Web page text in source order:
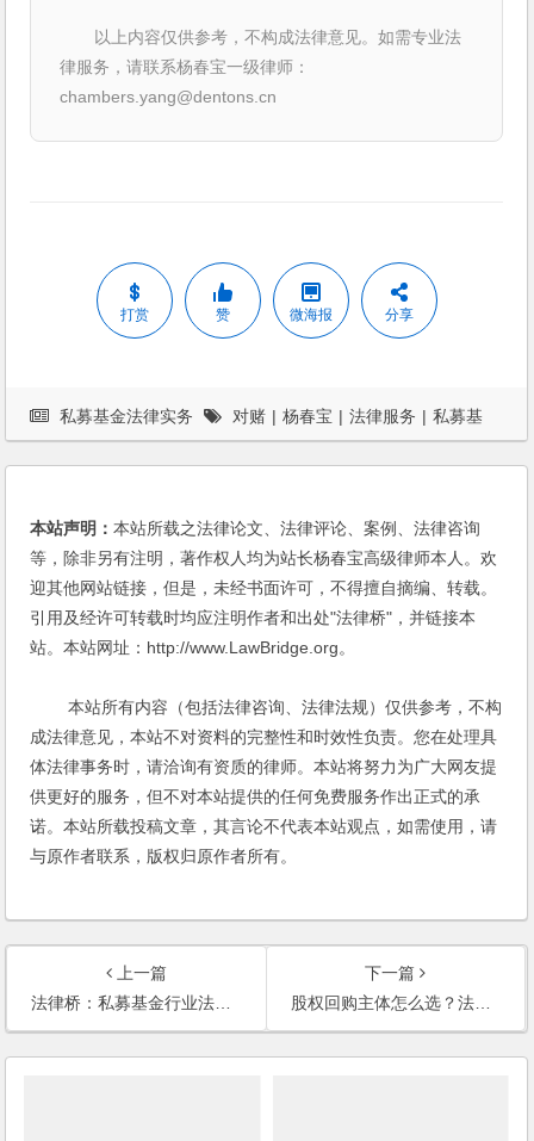
以上内容仅供参考，不构成法律意见。如需专业法
律服务，请联系杨春宝一级律师：
chambers.yang@dentons.cn
打赏 赞 微海报 分享
私募基金法律实务 对赌 | 杨春宝 | 法律服务 | 私募基
本站声明：本站所载之法律论文、法律评论、案例、法律咨询
等，除非另有注明，著作权人均为站长杨春宝高级律师本人。欢
迎其他网站链接，但是，未经书面许可，不得擅自摘编、转载。
引用及经许可转载时均应注明作者和出处"法律桥"，并链接本
站。本站网址：http://www.LawBridge.org。
本站所有内容（包括法律咨询、法律法规）仅供参考，不构
成法律意见，本站不对资料的完整性和时效性负责。您在处理具
体法律事务时，请洽询有资质的律师。本站将努力为广大网友提
供更好的服务，但不对本站提供的任何免费服务作出正式的承
诺。本站所载投稿文章，其言论不代表本站观点，如需使用，请
与原作者联系，版权归原作者所有。
上一篇
法律桥：私募基金行业法律动态（2025年7月/总第89期）
下一篇
股权回购主体怎么选？法律限制+支付能力双维度拆解